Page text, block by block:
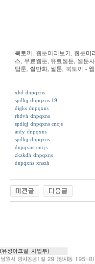
북토끼, 웹툰미리보기, 웹툰미
스, 무료웹툰, 유료웹툰, 웹툰
탑툰, 썰만화, 썰툰, 북토끼 -
xhd dnpqxns
spdlqj dnpqxns 19
digks dnpqxns
rhdvh dnpqxns
spdlqj dnpqxns cncjs
anfy dnpqxns
spdlqj dnpqxns
dnpqxns cncjs
zkzkdh dnpqxns
dnpqxns xnszh
안
마